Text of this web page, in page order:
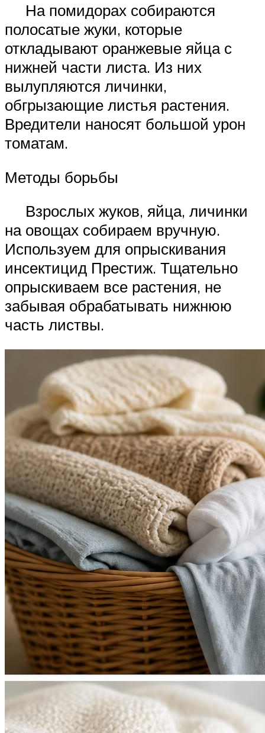
На помидорах собираются
полосатые жуки, которые
откладывают оранжевые яйца с
нижней части листа. Из них
вылупляются личинки,
обгрызающие листья растения.
Вредители наносят большой урон
томатам.
Методы борьбы
Взрослых жуков, яйца, личинки
на овощах собираем вручную.
Используем для опрыскивания
инсектицид Престиж. Тщательно
опрыскиваем все растения, не
забывая обрабатывать нижнюю
часть листвы.